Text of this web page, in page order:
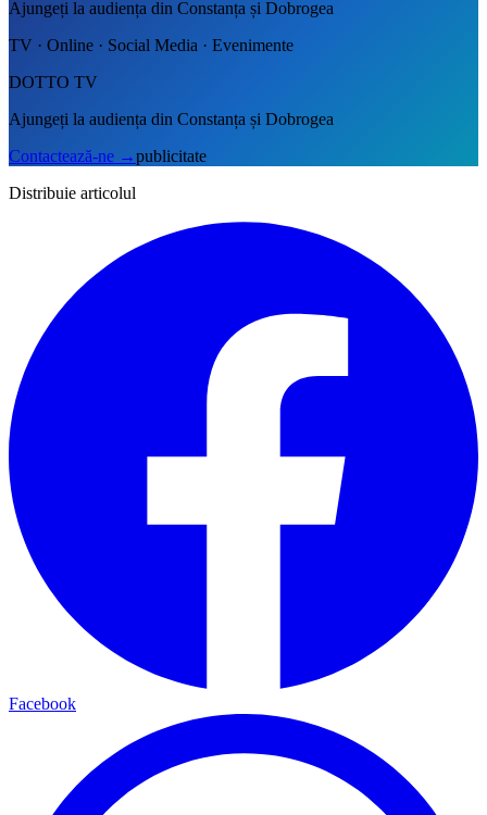
Ajungeți la audiența din Constanța și Dobrogea
TV · Online · Social Media · Evenimente
DOTTO TV
Ajungeți la audiența din Constanța și Dobrogea
Contactează-ne →publicitate
Distribuie articolul
Facebook